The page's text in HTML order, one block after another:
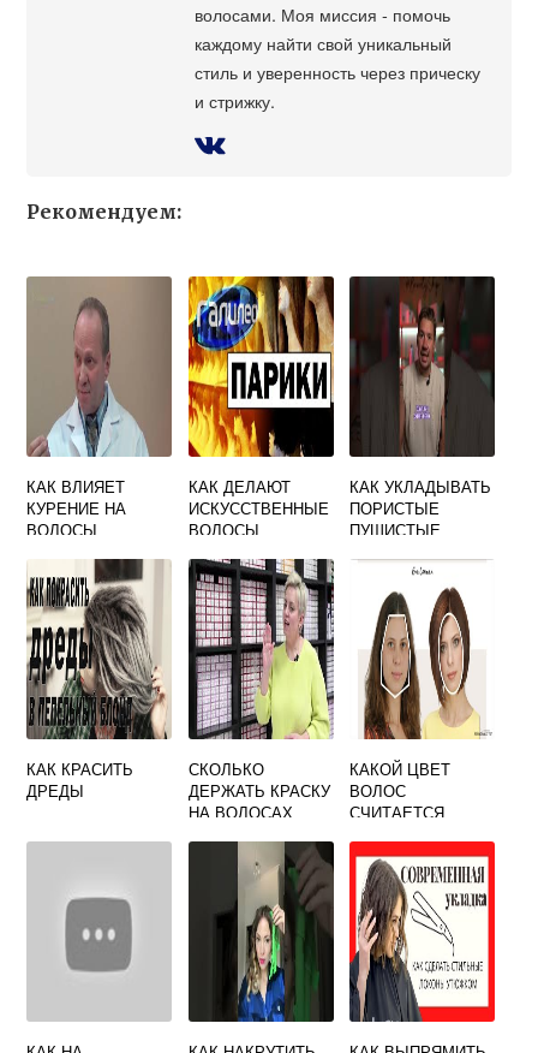
волосами. Моя миссия - помочь
каждому найти свой уникальный
стиль и уверенность через прическу
и стрижку.
Рекомендуем:
КАК ВЛИЯЕТ
КУРЕНИЕ НА
ВОЛОСЫ
КАК ДЕЛАЮТ
ИСКУССТВЕННЫЕ
ВОЛОСЫ
КАК УКЛАДЫВАТЬ
ПОРИСТЫЕ
ПУШИСТЫЕ
КАК КРАСИТЬ
ДРЕДЫ
СКОЛЬКО
ДЕРЖАТЬ КРАСКУ
НА ВОЛОСАХ
КАКОЙ ЦВЕТ
ВОЛОС
СЧИТАЕТСЯ
КРАСИВЫМ У
ЖЕНЩИН